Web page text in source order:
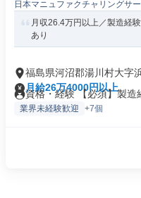
日本マニュファクチャリングサ
月収26.4万円以上／製造経
あり
福島県河沼郡湯川村大字
月給26万4000円以上
資格・経験 【必須】製造
業界未経験歓迎 +7個